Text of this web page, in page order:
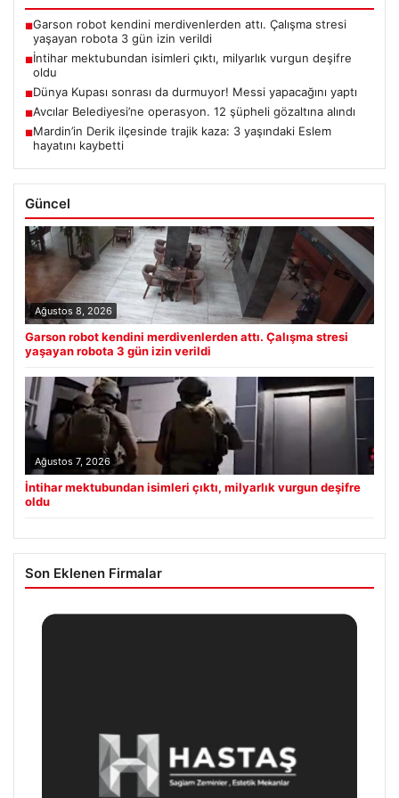
■Garson robot kendini merdivenlerden attı. Çalışma stresi
yaşayan robota 3 gün izin verildi
■İntihar mektubundan isimleri çıktı, milyarlık vurgun deşifre
oldu
■Dünya Kupası sonrası da durmuyor! Messi yapacağını yaptı
■Avcılar Belediyesi’ne operasyon. 12 şüpheli gözaltına alındı
■Mardin’in Derik ilçesinde trajik kaza: 3 yaşındaki Eslem
hayatını kaybetti
Güncel
Ağustos 8, 2026
Garson robot kendini merdivenlerden attı. Çalışma stresi
yaşayan robota 3 gün izin verildi
Ağustos 7, 2026
İntihar mektubundan isimleri çıktı, milyarlık vurgun deşifre
oldu
Son Eklenen Firmalar